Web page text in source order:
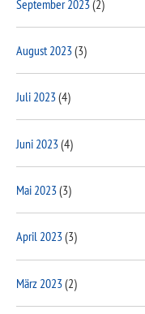
September 2023(2)
August 2023(3)
Juli 2023(4)
Juni 2023(4)
Mai 2023(3)
April 2023(3)
März 2023(2)